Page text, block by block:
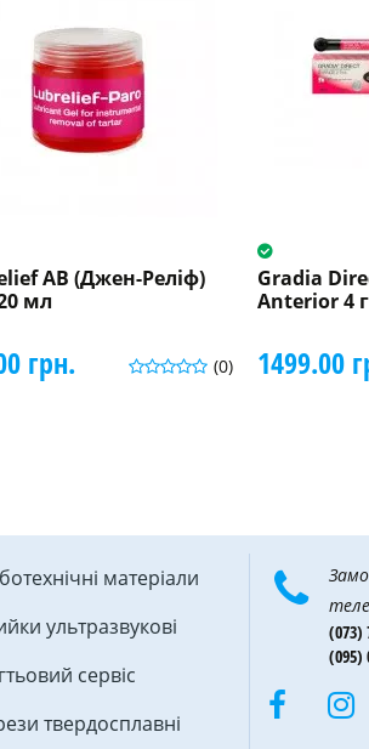
AB (Джен-Реліф)
мл
(0)
грн.
Gradia
Anterior 4
1499.00
матеріали
ультразвукові
сервіс
твердосплавні
(073)
(095)